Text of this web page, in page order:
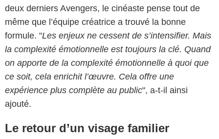
deux derniers Avengers, le cinéaste pense tout de
même que l’équipe créatrice a trouvé la bonne
formule. "Les enjeux ne cessent de s’intensifier. Mais
la complexité émotionnelle est toujours la clé. Quand
on apporte de la complexité émotionnelle à quoi que
ce soit, cela enrichit l’œuvre. Cela offre une
expérience plus complète au public", a-t-il ainsi
ajouté.
Le retour d’un visage familier